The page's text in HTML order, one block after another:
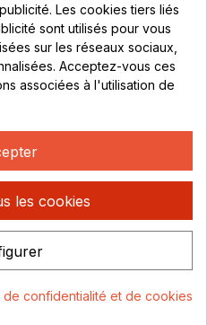
vendredi :
- 16h
Rendez-vous
37 00 68
conçu par :
Les cookies tiers liés
sont utilisés pour vous
sur les réseaux sociaux,
Acceptez-vous ces
associées à l'utilisation de
les cookies
de confidentialité et de cookies